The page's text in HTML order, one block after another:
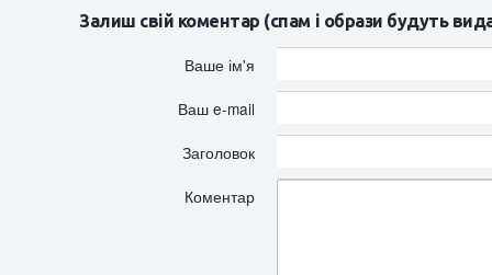
Залиш свій коментар (спам і образи будуть
Ваше ім'я
Ваш e-mail
Заголовок
Коментар